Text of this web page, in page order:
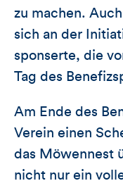
zu machen.
sich an der
sponserte, die
Tag des
Am Ende des
Verein einen
das Möwennest
nicht nur ein